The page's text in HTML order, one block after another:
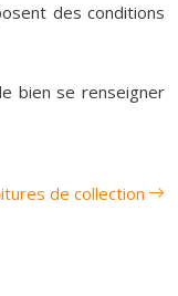
des conditions
bien se renseigner
de collection